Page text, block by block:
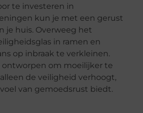
te investeren in
kun je met een gerust
je huis. Overweeg het
in ramen en
op inbraak te verkleinen.
ontworpen om moeilijker te
de veiligheid verhoogt,
van gemoedsrust biedt.